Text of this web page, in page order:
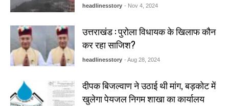
headlinesstory - Nov 4, 2024
उत्तराखंड : पुरोला विधायक के खिलाफ कौन
कर रहा साजिश?
headlinesstory - Aug 28, 2024
दीपक बिजल्वाण ने उठाई थी मांग, बड़कोट में
खुलेगा पेयजल निगम शाखा का कार्यालय